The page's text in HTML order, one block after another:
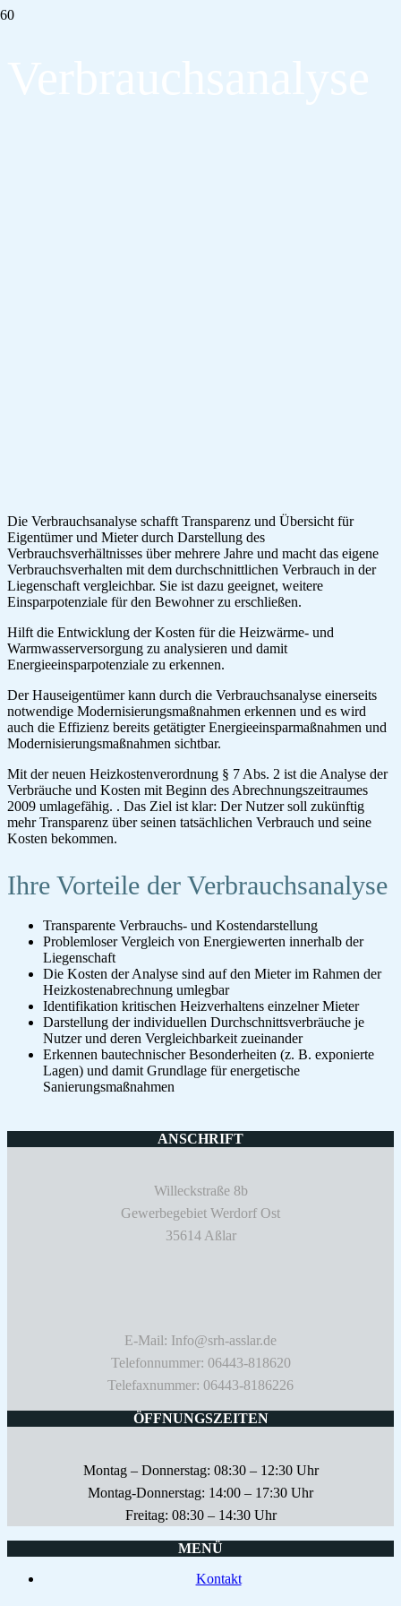
Die Verbrauchsanalyse schafft Transparenz und Übersicht für
Eigentümer und Mieter durch Darstellung des
Verbrauchsverhältnisses über mehrere Jahre und macht das eigene
Verbrauchsverhalten mit dem durchschnittlichen Verbrauch in der
Liegenschaft vergleichbar. Sie ist dazu geeignet, weitere
Einsparpotenziale für den Bewohner zu erschließen.
Hilft die Entwicklung der Kosten für die Heizwärme- und
Warmwasserversorgung zu analysieren und damit
Energieeinsparpotenziale zu erkennen.
Der Hauseigentümer kann durch die Verbrauchsanalyse einerseits
notwendige Modernisierungsmaßnahmen erkennen und es wird
auch die Effizienz bereits getätigter Energieeinsparmaßnahmen und
Modernisierungsmaßnahmen sichtbar.
Mit der neuen Heizkostenverordnung § 7 Abs. 2 ist die Analyse der
Verbräuche und Kosten mit Beginn des Abrechnungszeitraumes
2009 umlagefähig. . Das Ziel ist klar: Der Nutzer soll zukünftig
mehr Transparenz über seinen tatsächlichen Verbrauch und seine
Kosten bekommen.
Ihre Vorteile der Verbrauchsanalyse
Transparente Verbrauchs- und Kostendarstellung
Problemloser Vergleich von Energiewerten innerhalb der
Liegenschaft
Die Kosten der Analyse sind auf den Mieter im Rahmen der
Heizkostenabrechnung umlegbar
Identifikation kritischen Heizverhaltens einzelner Mieter
Darstellung der individuellen Durchschnittsverbräuche je
Nutzer und deren Vergleichbarkeit zueinander
Erkennen bautechnischer Besonderheiten (z. B. exponierte
Lagen) und damit Grundlage für energetische
Sanierungsmaßnahmen
ANSCHRIFT
Willeckstraße 8b
Gewerbegebiet Werdorf Ost
35614 Aßlar
E-Mail: Info@srh-asslar.de
Telefonnummer: 06443-818620
Telefaxnummer: 06443-8186226
ÖFFNUNGSZEITEN
Montag – Donnerstag: 08:30 – 12:30 Uhr
Montag-Donnerstag: 14:00 – 17:30 Uhr
Freitag: 08:30 – 14:30 Uhr
MENÜ
Kontakt